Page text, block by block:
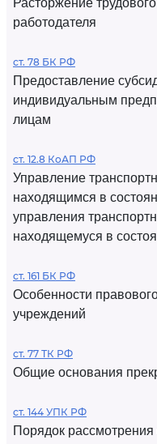
Расторжение
работодателя
ст. 78 БК РФ
Предоставление
индивидуальным
лицам
ст. 12.8 КоАП РФ
Управление
находящимся в
управления
находящемуся в
ст. 161 БК РФ
Особенности
учреждений
ст. 77 ТК РФ
Общие основания
ст. 144 УПК РФ
Порядок